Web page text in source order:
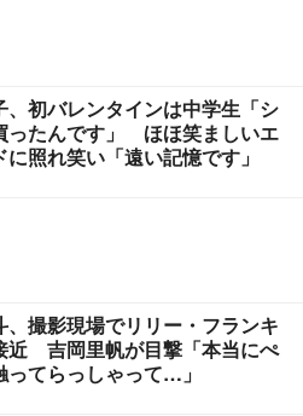
、初バレンタインは中学生「シ
ったんです」 ほほ笑ましいエ
に照れ笑い「遠い記憶です」
、撮影現場でリリー・フランキ
近 吉岡里帆が目撃「本当にぺ
ってらっしゃって…」